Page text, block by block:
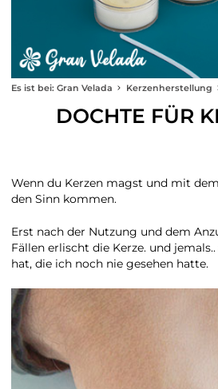
Es ist bei: Gran Velada Kerzenherstellung
DOCHTE FÜR
Wenn du Kerzen magst und mit
den Sinn kommen.
Erst nach der Nutzung und dem
Fällen erlischt die Kerze. und
hat, die ich noch nie gesehen hatte.